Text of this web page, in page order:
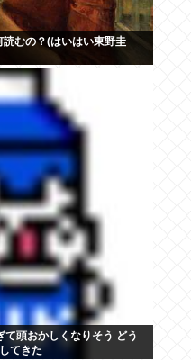
むの？(はいはい東野圭
頭おかしくなりそう どう
てきた